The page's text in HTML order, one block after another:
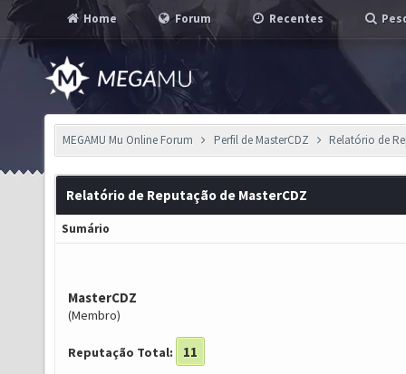
Home Forum Recentes
MEGAMU Mu Online Forum Perfil de MasterCDZ Relatório de
Relatório de Reputação de MasterCDZ
Sumário
MasterCDZ
(Membro)
Reputação Total: 11